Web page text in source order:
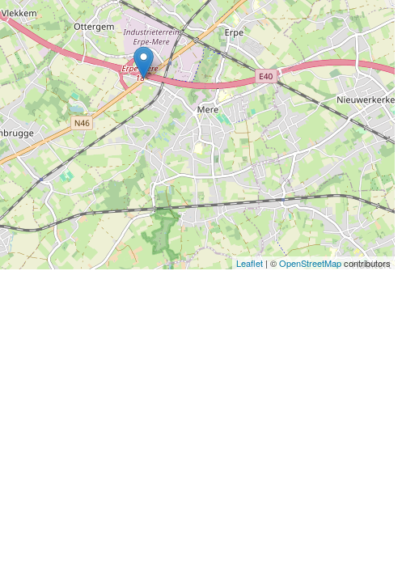
Leaflet| ©OpenStreetMapcontributors